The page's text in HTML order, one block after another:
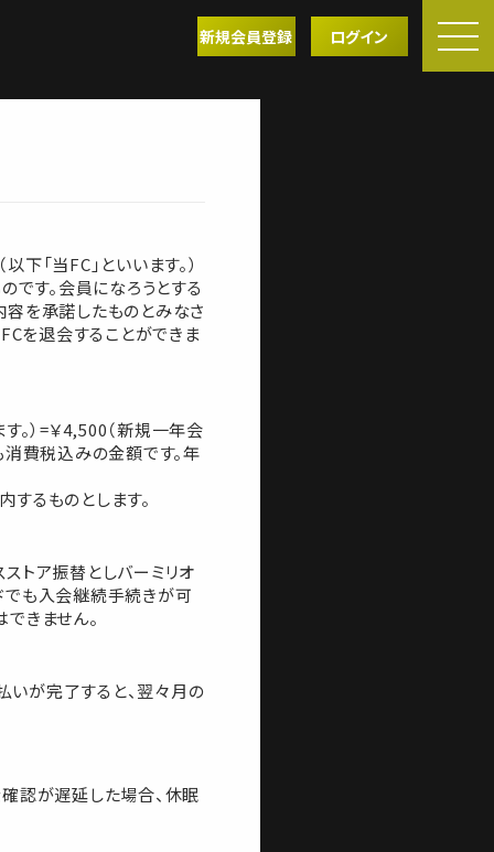
新規会員登録 ログイン
下「当FC」といいます。）
です。会員になろうとする
容を承諾したものとみなさ
を退会することができま
）=￥4,500（新規一年会
消費税込みの金額です。年
るものとします。
トア振替としバーミリオ
でも入会継続手続きが可
きません。
が完了すると、翌々月の
認が遅延した場合、休眠